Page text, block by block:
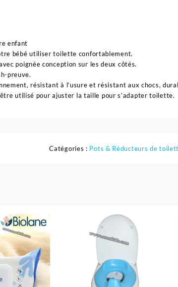
enfant
bébé utiliser toilette confortablement.
poignée conception sur les deux côtés.
preuve.
résistant à l’usure et résistant aux chocs,
utilisé pour ajuster la taille pour s’adapter toilette.
Catégories : Pots & Réducteurs de